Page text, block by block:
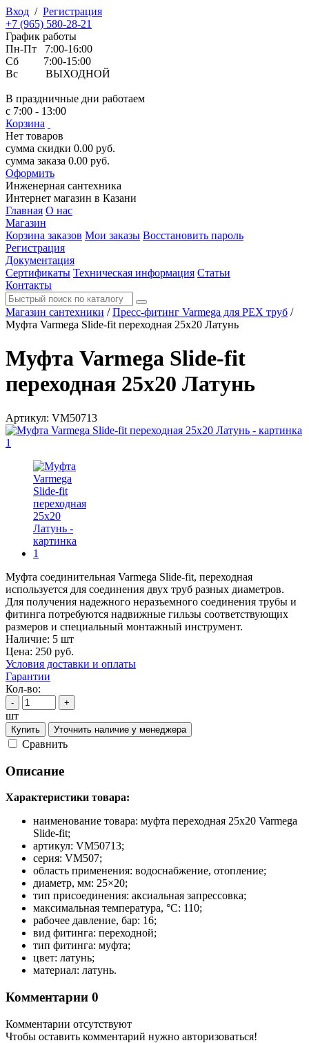
Вход / Регистрация
+7 (965) 580-28-21
График работы
Пн-Пт 7:00-16:00
Сб 7:00-15:00
Вс ВЫХОДНОЙ
В праздничные дни работаем
с 7:00 - 13:00
Корзина
Нет товаров
сумма скидки 0.00 руб.
сумма заказа 0.00 руб.
Оформить
Инженерная сантехника
Интернет магазин в Казани
Главная О нас
Магазин
Корзина заказов Мои заказы Восстановить пароль
Регистрация
Документация
Сертификаты Техническая информация Статьи
Контакты
Магазин сантехники / Пресс-фитинг Varmega для PEX труб /
Муфта Varmega Slide-fit переходная 25x20 Латунь
Муфта Varmega Slide-fit
переходная 25x20 Латунь
Артикул: VM50713
Муфта соединительная Varmega Slide-fit, переходная
используется для соединения двух труб разных диаметров.
Для получения надежного неразъемного соединения трубы и
фитинга потребуются надвижные гильзы соответствующих
размеров и специальный монтажный инструмент.
Наличие: 5 шт
Цена: 250 руб.
Условия доставки и оплаты
Гарантии
Кол-во:
- +
шт
Купить Уточнить наличие у менеджера
Cравнить
Описание
Характеристики товара:
наименование товара: муфта переходная 25x20 Varmega
Slide-fit;
артикул: VM50713;
серия: VM507;
область применения: водоснабжение, отопление;
диаметр, мм: 25×20;
тип присоединения: аксиальная запрессовка;
максимальная температура, °С: 110;
рабочее давление, бар: 16;
вид фитинга: переходной;
тип фитинга: муфта;
цвет: латунь;
материал: латунь.
Комментарии 0
Комментарии отсутствуют
Чтобы оставить комментарий нужно авторизоваться!